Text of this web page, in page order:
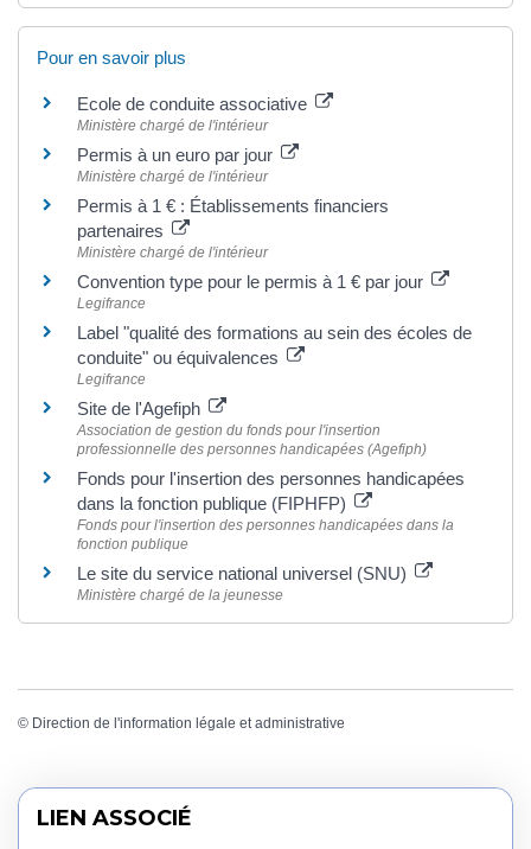
Pour en savoir plus
Ecole de conduite associative
Ministère chargé de l'intérieur
Permis à un euro par jour
Ministère chargé de l'intérieur
Permis à 1 € : Établissements financiers
partenaires
Ministère chargé de l'intérieur
Convention type pour le permis à 1 € par jour
Legifrance
Label "qualité des formations au sein des écoles de
conduite" ou équivalences
Legifrance
Site de l'Agefiph
Association de gestion du fonds pour l'insertion
professionnelle des personnes handicapées (Agefiph)
Fonds pour l'insertion des personnes handicapées
dans la fonction publique (FIPHFP)
Fonds pour l'insertion des personnes handicapées dans la
fonction publique
Le site du service national universel (SNU)
Ministère chargé de la jeunesse
© Direction de l'information légale et administrative
LIEN ASSOCIÉ